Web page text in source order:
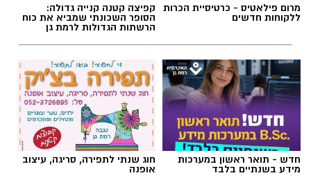
מרום פילאטיס - כרטיסיית הכרות
ללקוחות חדשים
קפיצה קטנה קנייה גדולה:
הסופר השכונתי שמביא את כוח
הרשתות הגדולות לרמת גן
חדש - תואר ראשון במערכות
מידע בשנתיים בלבד
חוג שנתי לתפירה, סריגה, עיצוב
אופנה